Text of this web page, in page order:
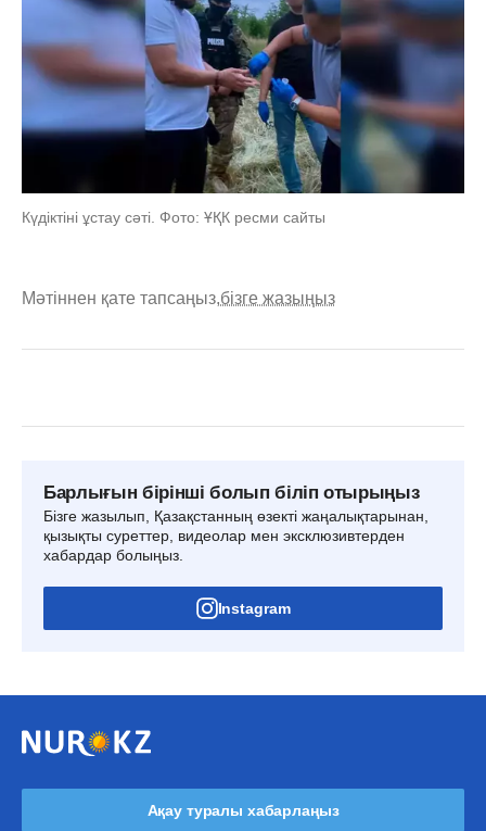
Күдіктіні ұстау сәті. Фото: ҰҚК ресми сайты
Мәтіннен қате тапсаңыз,бізге жазыңыз
Барлығын бірінші болып біліп отырыңыз
Бізге жазылып, Қазақстанның өзекті жаңалықтарынан,
қызықты суреттер, видеолар мен эксклюзивтерден
хабардар болыңыз.
Instagram
Ақау туралы хабарлаңыз